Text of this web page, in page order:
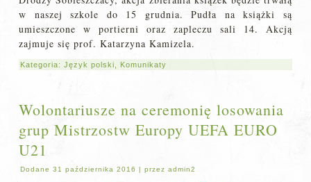
w naszej szkole do 15 grudnia. Pudła na książki są
umieszczone w portierni oraz zapleczu sali 14. Akcją
zajmuje się prof. Katarzyna Kamizela.
Kategoria:Język polski Komunikaty
Wolontariusze na ceremonię losowania
grup Mistrzostw Europy UEFA EURO
U21
Dodane 31 października 2016 |przez admin2